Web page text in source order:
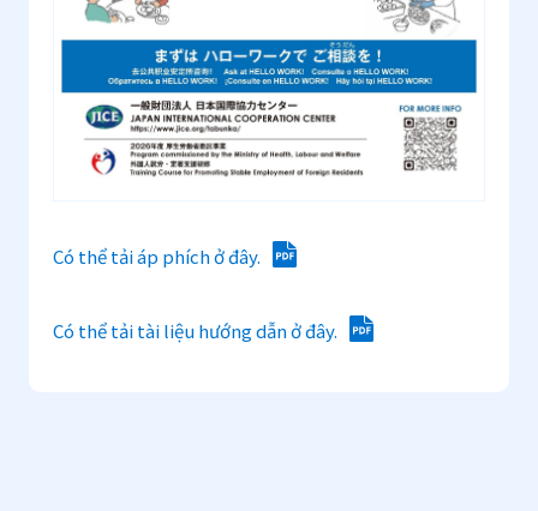
Có thể tải áp phích ở đây.
Có thể tải tài liệu hướng dẫn ở đây.